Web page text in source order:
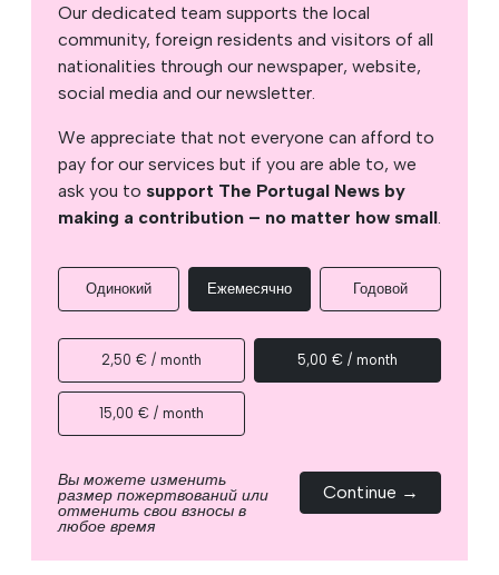
Our dedicated team supports the local
community, foreign residents and visitors of all
nationalities through our newspaper, website,
social media and our newsletter.
We appreciate that not everyone can afford to
pay for our services but if you are able to, we
ask you to support The Portugal News by
making a contribution – no matter how small.
Одинокий Ежемесячно Годовой
2,50 € / month 5,00 € / month
15,00 € / month
Вы можете изменить
размер пожертвований или
отменить свои взносы в
любое время
Continue →